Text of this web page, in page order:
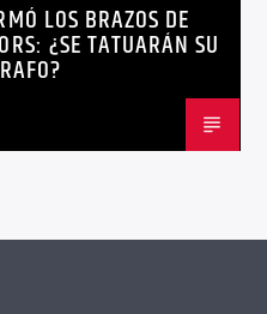
LOS BRAZOS DE
¿SE TATUARÁN SU